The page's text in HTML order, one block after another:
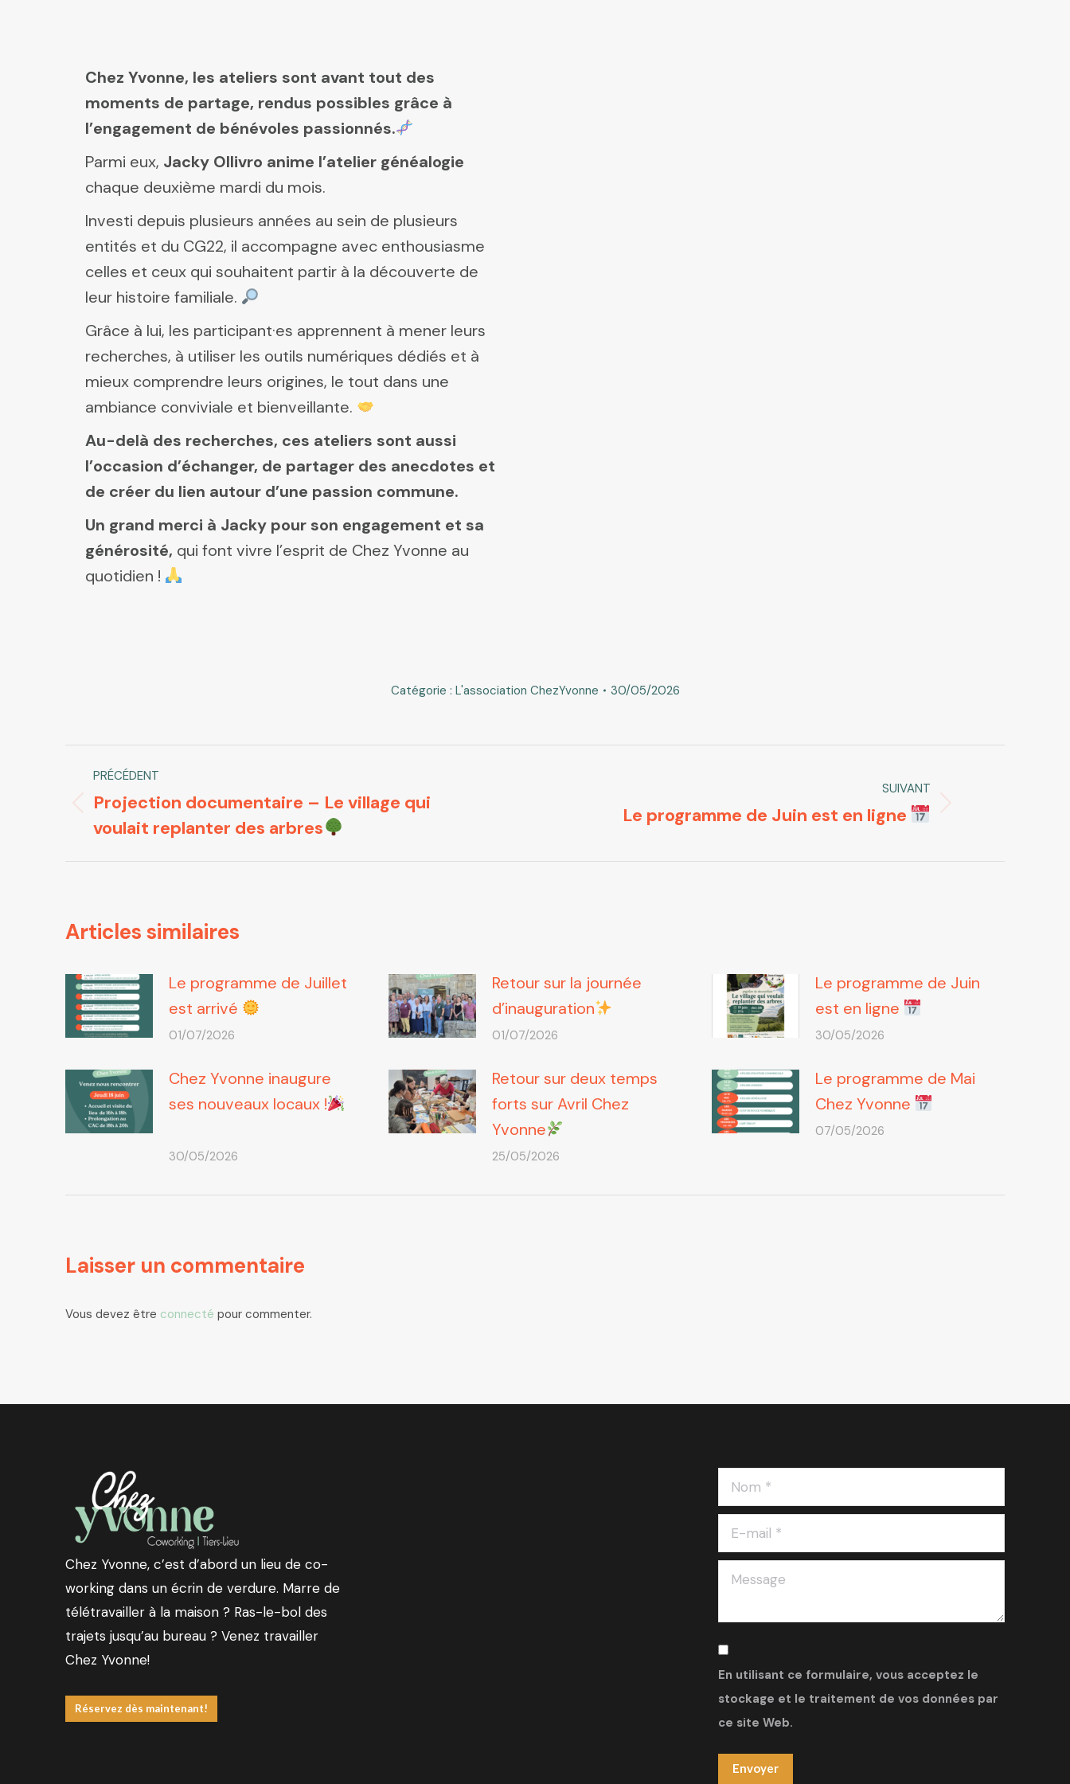
Chez Yvonne, les ateliers sont avant tout des
moments de partage, rendus possibles grâce à
l’engagement de bénévoles passionnés.
Parmi eux, Jacky Ollivro anime l’atelier généalogie
chaque deuxième mardi du mois.
Investi depuis plusieurs années au sein de plusieurs
entités et du CG22, il accompagne avec enthousiasme
celles et ceux qui souhaitent partir à la découverte de
leur histoire familiale.
Grâce à lui, les participant·es apprennent à mener leurs
recherches, à utiliser les outils numériques dédiés et à
mieux comprendre leurs origines, le tout dans une
ambiance conviviale et bienveillante.
Au-delà des recherches, ces ateliers sont aussi
l’occasion d’échanger, de partager des anecdotes et
de créer du lien autour d’une passion commune.
Un grand merci à Jacky pour son engagement et sa
générosité, qui font vivre l’esprit de Chez Yvonne au
quotidien !
Catégorie : L'association ChezYvonne 30/05/2026
Navigation
article
PRÉCÉDENT
Article
précédent
:
Projection documentaire – Le village qui
voulait replanter des arbres
SUIVANT
:
Le programme de Juin est en ligne
Articles similaires
Le programme de Juillet
est arrivé
01/07/2026
Retour sur la journée
d’inauguration
01/07/2026
Le programme de Juin
est en ligne
30/05/2026
Chez Yvonne inaugure
ses nouveaux locaux !
30/05/2026
Retour sur deux temps
forts sur Avril Chez
Yvonne
25/05/2026
Le programme de Mai
Chez Yvonne
07/05/2026
Laisser un commentaire
Vous devez être connecté pour commenter.
Chez Yvonne, c’est d’abord un lieu de co-
working dans un écrin de verdure. Marre de
télétravailler à la maison ? Ras-le-bol des
trajets jusqu’au bureau ? Venez travailler
Chez Yvonne!
Réservez dès maintenant!
Nom *
E-mail *
Message
En utilisant ce formulaire, vous acceptez le
stockage et le traitement de vos données par
ce site Web.
Envoyer